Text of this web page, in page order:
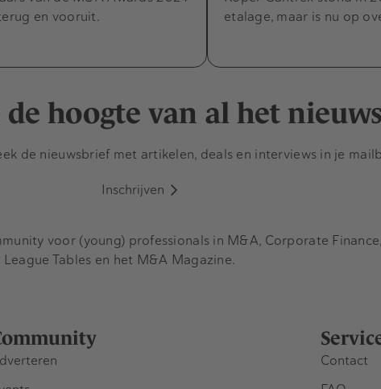
en vooruit.
etalage, maar is nu op
hoogte van al het
de nieuwsbrief met artikelen, deals en interviews in je
Inschrijven
Contact
voor (young) professionals in M&A, Corporate
Tables en het M&A Magazine.